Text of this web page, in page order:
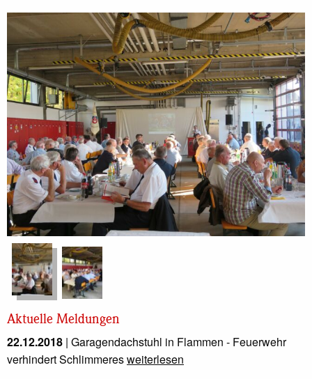
Aktuelle Meldungen
22.12.2018 | Garagendachstuhl in Flammen - Feuerwehr
verhindert Schlimmeresweiterlesen